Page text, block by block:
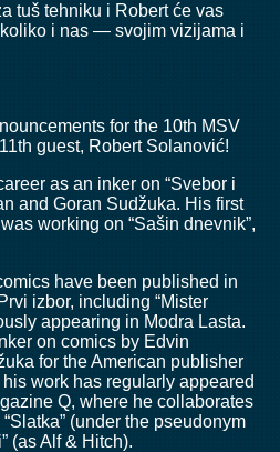
tuš tehniku i Robert će vas
i nas — svojim vizijama i
for the 10th MSV
guest, Robert Solanović!
as an inker on “Svebor i
and Goran Sudžuka. His first
working on “Sašin dnevnik”,
have been published in
izbor, including “Mister
appearing in Modra Lasta.
on comics by Edvin
for the American publisher
work has regularly appeared
Q, where he collaborates
(under the pseudonym
(as Alf & Hitch).